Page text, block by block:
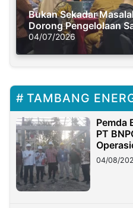
Bukan Sekadar
Dorong Pengelolaan
Solusi Krisis Iklim
04/07/2026
TAMBANG
Pemda
PT
04/08/